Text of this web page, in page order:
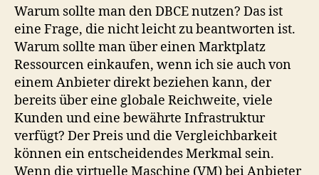
Warum sollte man den DBCE nutzen? Das ist
eine Frage, die nicht leicht zu beantworten ist.
Warum sollte man über einen Marktplatz
Ressourcen einkaufen, wenn ich sie auch von
einem Anbieter direkt beziehen kann, der
bereits über eine globale Reichweite, viele
Kunden und eine bewährte Infrastruktur
verfügt? Der Preis und die Vergleichbarkeit
können ein entscheidendes Merkmal sein.